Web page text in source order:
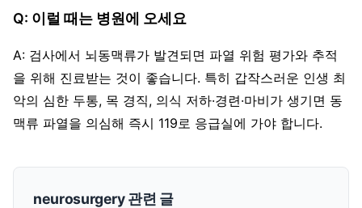
Q: 이럴 때는 병원에 오세요
A: 검사에서 뇌동맥류가 발견되면 파열 위험 평가와 추적
을 위해 진료받는 것이 좋습니다. 특히 갑작스러운 인생 최
악의 심한 두통, 목 경직, 의식 저하·경련·마비가 생기면 동
맥류 파열을 의심해 즉시 119로 응급실에 가야 합니다.
neurosurgery 관련 글